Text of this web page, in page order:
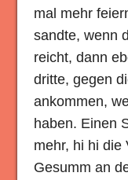
mal mehr
sandte, wenn
reicht, dann
dritte, gegen
ankommen,
haben. Einen
mehr, hi hi die
Gesumm an